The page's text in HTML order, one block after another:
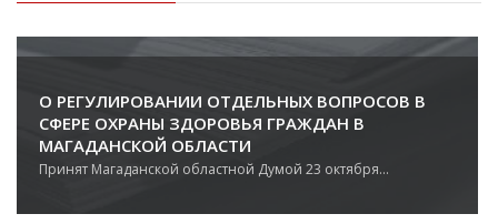
О РЕГУЛИРОВАНИИ ОТДЕЛЬНЫХ ВОПРОСОВ В
СФЕРЕ ОХРАНЫ ЗДОРОВЬЯ ГРАЖДАН В
МАГАДАНСКОЙ ОБЛАСТИ
Принят Магаданской областной Думой 23 октября...